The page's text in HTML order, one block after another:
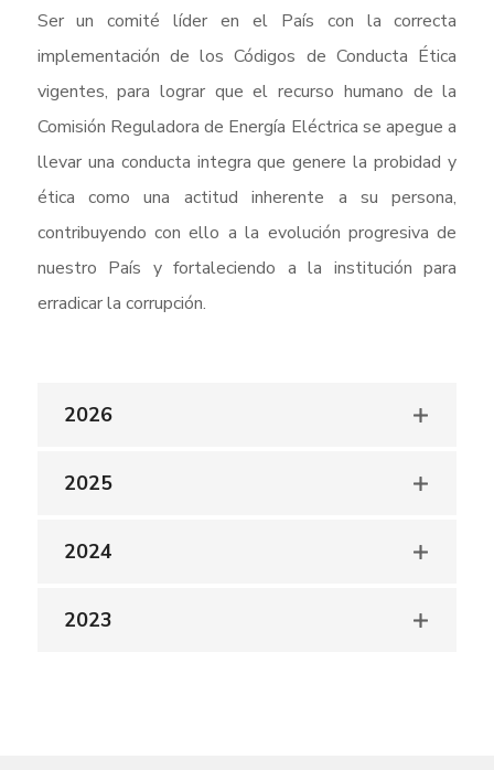
Ser un comité líder en el País con la correcta
implementación de los Códigos de Conducta Ética
vigentes, para lograr que el recurso humano de la
Comisión Reguladora de Energía Eléctrica se apegue a
llevar una conducta integra que genere la probidad y
ética como una actitud inherente a su persona,
contribuyendo con ello a la evolución progresiva de
nuestro País y fortaleciendo a la institución para
erradicar la corrupción.
2026
2025
2024
2023